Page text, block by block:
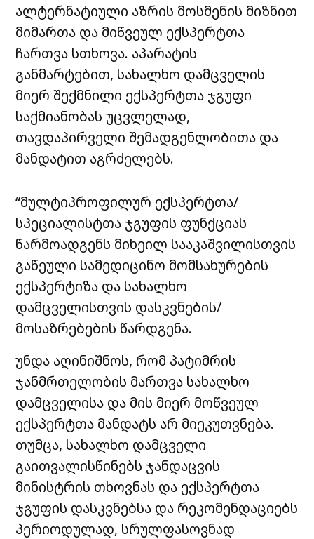
ალტერნატიული აზრის მოსმენის მიზნით
მიმართა და მიწვეულ ექსპერტთა
ჩართვა სთხოვა. აპარატის
განმარტებით, სახალხო დამცველის
მიერ შექმნილი ექსპერტთა ჯგუფი
საქმიანობას უცვლელად,
თავდაპირველი შემადგენლობითა და
მანდატით აგრძელებს.
“მულტიპროფილურ ექსპერტთა/
სპეციალისტთა ჯგუფის ფუნქციას
წარმოადგენს მიხეილ სააკაშვილისთვის
გაწეული სამედიცინო მომსახურების
ექსპერტიზა და სახალხო
დამცველისთვის დასკვნების/
მოსაზრებების წარდგენა.
უნდა აღინიშნოს, რომ პატიმრის
ჯანმრთელობის მართვა სახალხო
დამცველისა და მის მიერ მოწვეულ
ექსპერტთა მანდატს არ მიეკუთვნება.
თუმცა, სახალხო დამცველი
გაითვალისწინებს ჯანდაცვის
მინისტრის თხოვნას და ექსპერტთა
ჯგუფის დასკვნებსა და რეკომენდაციებს
პერიოდულად, სრულფასოვნად